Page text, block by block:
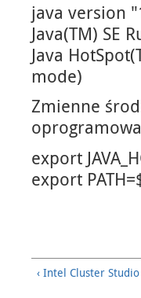
java version
Java(TM) SE
Java
mode)
Zmienne
export
export
‹ Intel Cluster Studio